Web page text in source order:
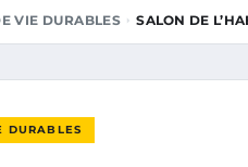
VIE DURABLES SALON DE
DURABLES